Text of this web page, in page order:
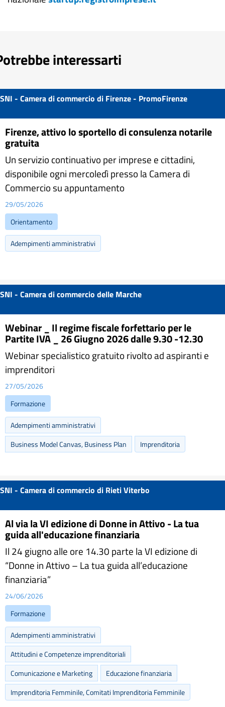
interessarti
SNI - Camera di commercio di Firenze - PromoFirenze
Firenze, attivo lo sportello di consulenza notarile
gratuita
Un servizio continuativo per imprese e cittadini,
disponibile ogni mercoledì presso la Camera di
Commercio su appuntamento
29/05/2026
Orientamento
Adempimenti amministrativi
SNI - Camera di commercio delle Marche
Webinar _ Il regime fiscale forfettario per le
Partite IVA _ 26 Giugno 2026 dalle 9.30 -12.30
Webinar specialistico gratuito rivolto ad aspiranti e
imprenditori
27/05/2026
Formazione
Adempimenti amministrativi
Business Model Canvas, Business Plan
Imprenditoria
SNI - Camera di commercio di Rieti Viterbo
Al via la VI edizione di Donne in Attivo - La tua
guida all'educazione finanziaria
Il 24 giugno alle ore 14.30 parte la VI edizione di
“Donne in Attivo – La tua guida all’educazione
finanziaria”
24/06/2026
Formazione
Adempimenti amministrativi
Attitudini e Competenze imprenditoriali
Comunicazione e Marketing
Educazione finanziaria
Imprenditoria Femminile, Comitati Imprenditoria Femminile